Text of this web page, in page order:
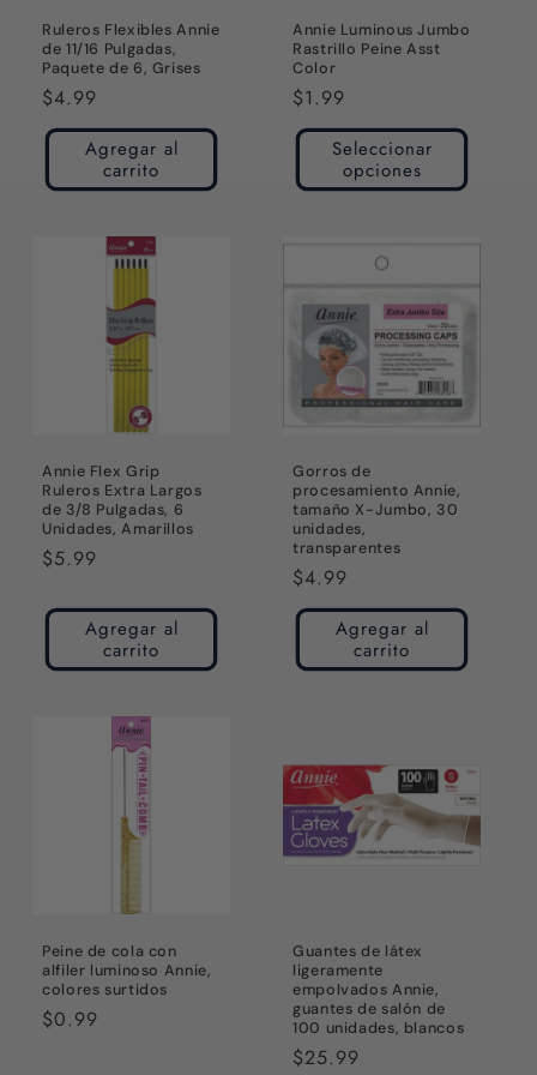
Ruleros Flexibles Annie
de 11/16 Pulgadas,
Paquete de 6, Grises
Precio
habitual
$4.99
Agregar al
carrito
Annie Luminous Jumbo
Rastrillo Peine Asst
Color
Precio
habitual
$1.99
Seleccionar
opciones
Annie Flex Grip
Ruleros Extra Largos
de 3/8 Pulgadas, 6
Unidades, Amarillos
Precio
$5.99
Agregar al
carrito
Gorros de
procesamiento Annie,
tamaño X-Jumbo, 30
unidades,
transparentes
Precio
habitual
$4.99
Agregar al
carrito
Peine de cola con
alfiler luminoso Annie,
colores surtidos
Precio
$0.99
Guantes de látex
ligeramente
empolvados Annie,
guantes de salón de
100 unidades, blancos
Precio
$25.99